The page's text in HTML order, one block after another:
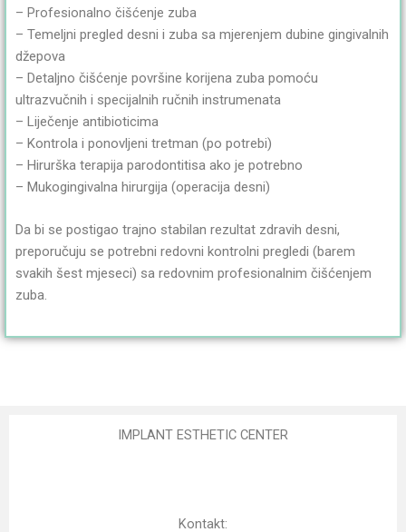
– Profesionalno čišćenje zuba
– Temeljni pregled desni i zuba sa mjerenjem dubine gingivalnih
džepova
– Detaljno čišćenje površine korijena zuba pomoću
ultrazvučnih i specijalnih ručnih instrumenata
– Liječenje antibioticima
– Kontrola i ponovljeni tretman (po potrebi)
– Hirurška terapija parodontitisa ako je potrebno
– Mukogingivalna hirurgija (operacija desni)
Da bi se postigao trajno stabilan rezultat zdravih desni,
preporučuju se potrebni redovni kontrolni pregledi (barem
svakih šest mjeseci) sa redovnim profesionalnim čišćenjem
zuba.
IMPLANT ESTHETIC CENTER
Kontakt: